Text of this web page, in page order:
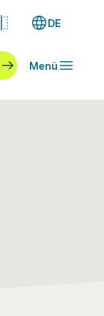
DE
Menü